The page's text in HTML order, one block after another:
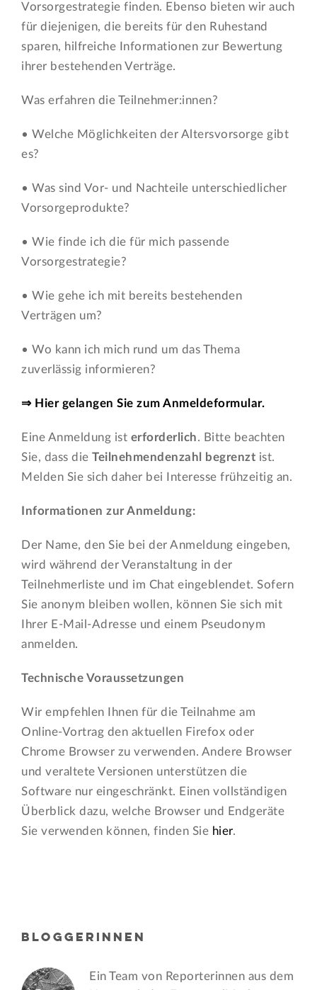
Vorsorgestrategie finden. Ebenso bieten wir auch
für diejenigen, die bereits für den Ruhestand
sparen, hilfreiche Informationen zur Bewertung
ihrer bestehenden Verträge.
Was erfahren die Teilnehmer:innen?
• Welche Möglichkeiten der Altersvorsorge gibt
es?
• Was sind Vor- und Nachteile unterschiedlicher
Vorsorgeprodukte?
• Wie finde ich die für mich passende
Vorsorgestrategie?
• Wie gehe ich mit bereits bestehenden
Verträgen um?
• Wo kann ich mich rund um das Thema
zuverlässig informieren?
⇒ Hier gelangen Sie zum Anmeldeformular.
Eine Anmeldung ist erforderlich. Bitte beachten
Sie, dass dieTeilnehmendenzahl begrenzt ist.
Melden Sie sich daher bei Interesse frühzeitig an.
Informationen zur Anmeldung:
Der Name, den Sie bei der Anmeldung eingeben,
wird während der Veranstaltung in der
Teilnehmerliste und im Chat eingeblendet. Sofern
Sie anonym bleiben wollen, können Sie sich mit
Ihrer E-Mail-Adresse und einem Pseudonym
anmelden.
Technische Voraussetzungen
Wir empfehlen Ihnen für die Teilnahme am
Online-Vortrag den aktuellen Firefox oder
Chrome Browser zu verwenden. Andere Browser
und veraltete Versionen unterstützen die
Software nur eingeschränkt. Einen vollständigen
Überblick dazu, welche Browser und Endgeräte
Sie verwenden können, finden Sie hier.
BLOGGERINNEN
Ein Team von Reporterinnen aus dem